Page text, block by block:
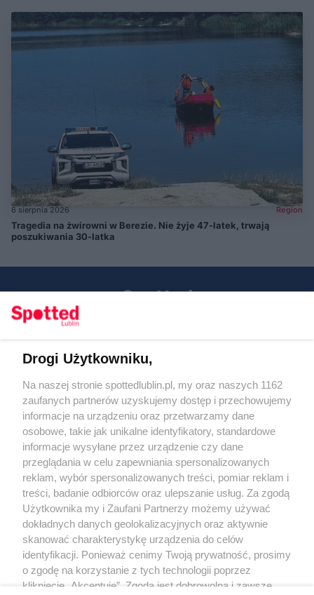
6 sierpnia 2026 Region
Tragedia na żwirowni w Berezie. Nie żyje 47-latek, trwają
poszukiwania 30-latka
KATEGORIE
OGŁOSZENIA
WYDARZENIA
NA SKRÓTY
Regulamin
Polityka prywatności
RODO
Warunki korzystania z treści
Drogi Użytkowniku,
Na naszej stronie spottedlublin.pl, my oraz naszych 1162
zaufanych partnerów uzyskujemy dostęp i przechowujemy
informacje na urządzeniu oraz przetwarzamy dane
osobowe, takie jak unikalne identyfikatory, standardowe
informacje wysyłane przez urządzenie czy dane
przeglądania w celu zapewniania spersonalizowanych
reklam, wybór spersonalizowanych treści, pomiar reklam i
treści, badanie odbiorców oraz ulepszanie usług. Za zgodą
Użytkownika my i Zaufani Partnerzy możemy używać
dokładnych danych geolokalizacyjnych oraz aktywnie
skanować charakterystykę urządzenia do celów
identyfikacji. Ponieważ cenimy Twoją prywatność, prosimy
o zgodę na korzystanie z tych technologii poprzez
kliknięcie „Akceptuję”. Zgoda jest dobrowolna i zawsze